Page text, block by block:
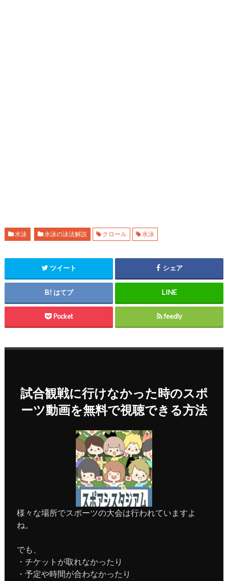
水泳 水泳の泳法解説 クロール 水泳
ツイート シェア
はてブ
Pocket feedly
試合観戦に行けなかった時のスポ
ーツ動画を無料で視聴できる方法
様々な場所でスポーツの大会は行われていますよ
ね。
でも、
・チケットが取れなかったり
・予定や時間が合わなかったり